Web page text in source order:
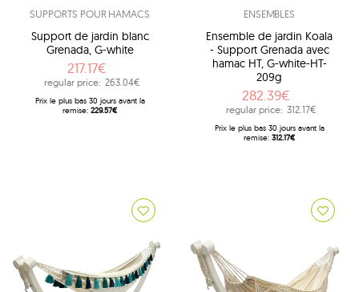
SUPPORTS POUR HAMACS
Support de jardin blanc
Grenada, G-white
217.17€
regular price: 263.04€
Prix ​​le plus bas 30 jours avant la
remise: 229.57€
ENSEMBLES
Ensemble de jardin Koala
- Support Grenada avec
hamac HT, G-white-HT-
209g
282.39€
regular price: 312.17€
Prix ​​le plus bas 30 jours avant la
remise: 312.17€